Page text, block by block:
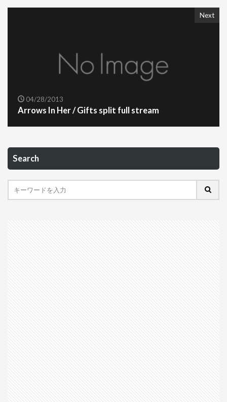
Next
04/28/2013
Arrows In Her / Gifts split full stream
Search